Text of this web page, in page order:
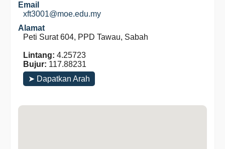
Email
xft3001@moe.edu.my
Alamat
Peti Surat 604, PPD Tawau, Sabah
Lintang: 4.25723
Bujur: 117.88231
➤ Dapatkan Arah